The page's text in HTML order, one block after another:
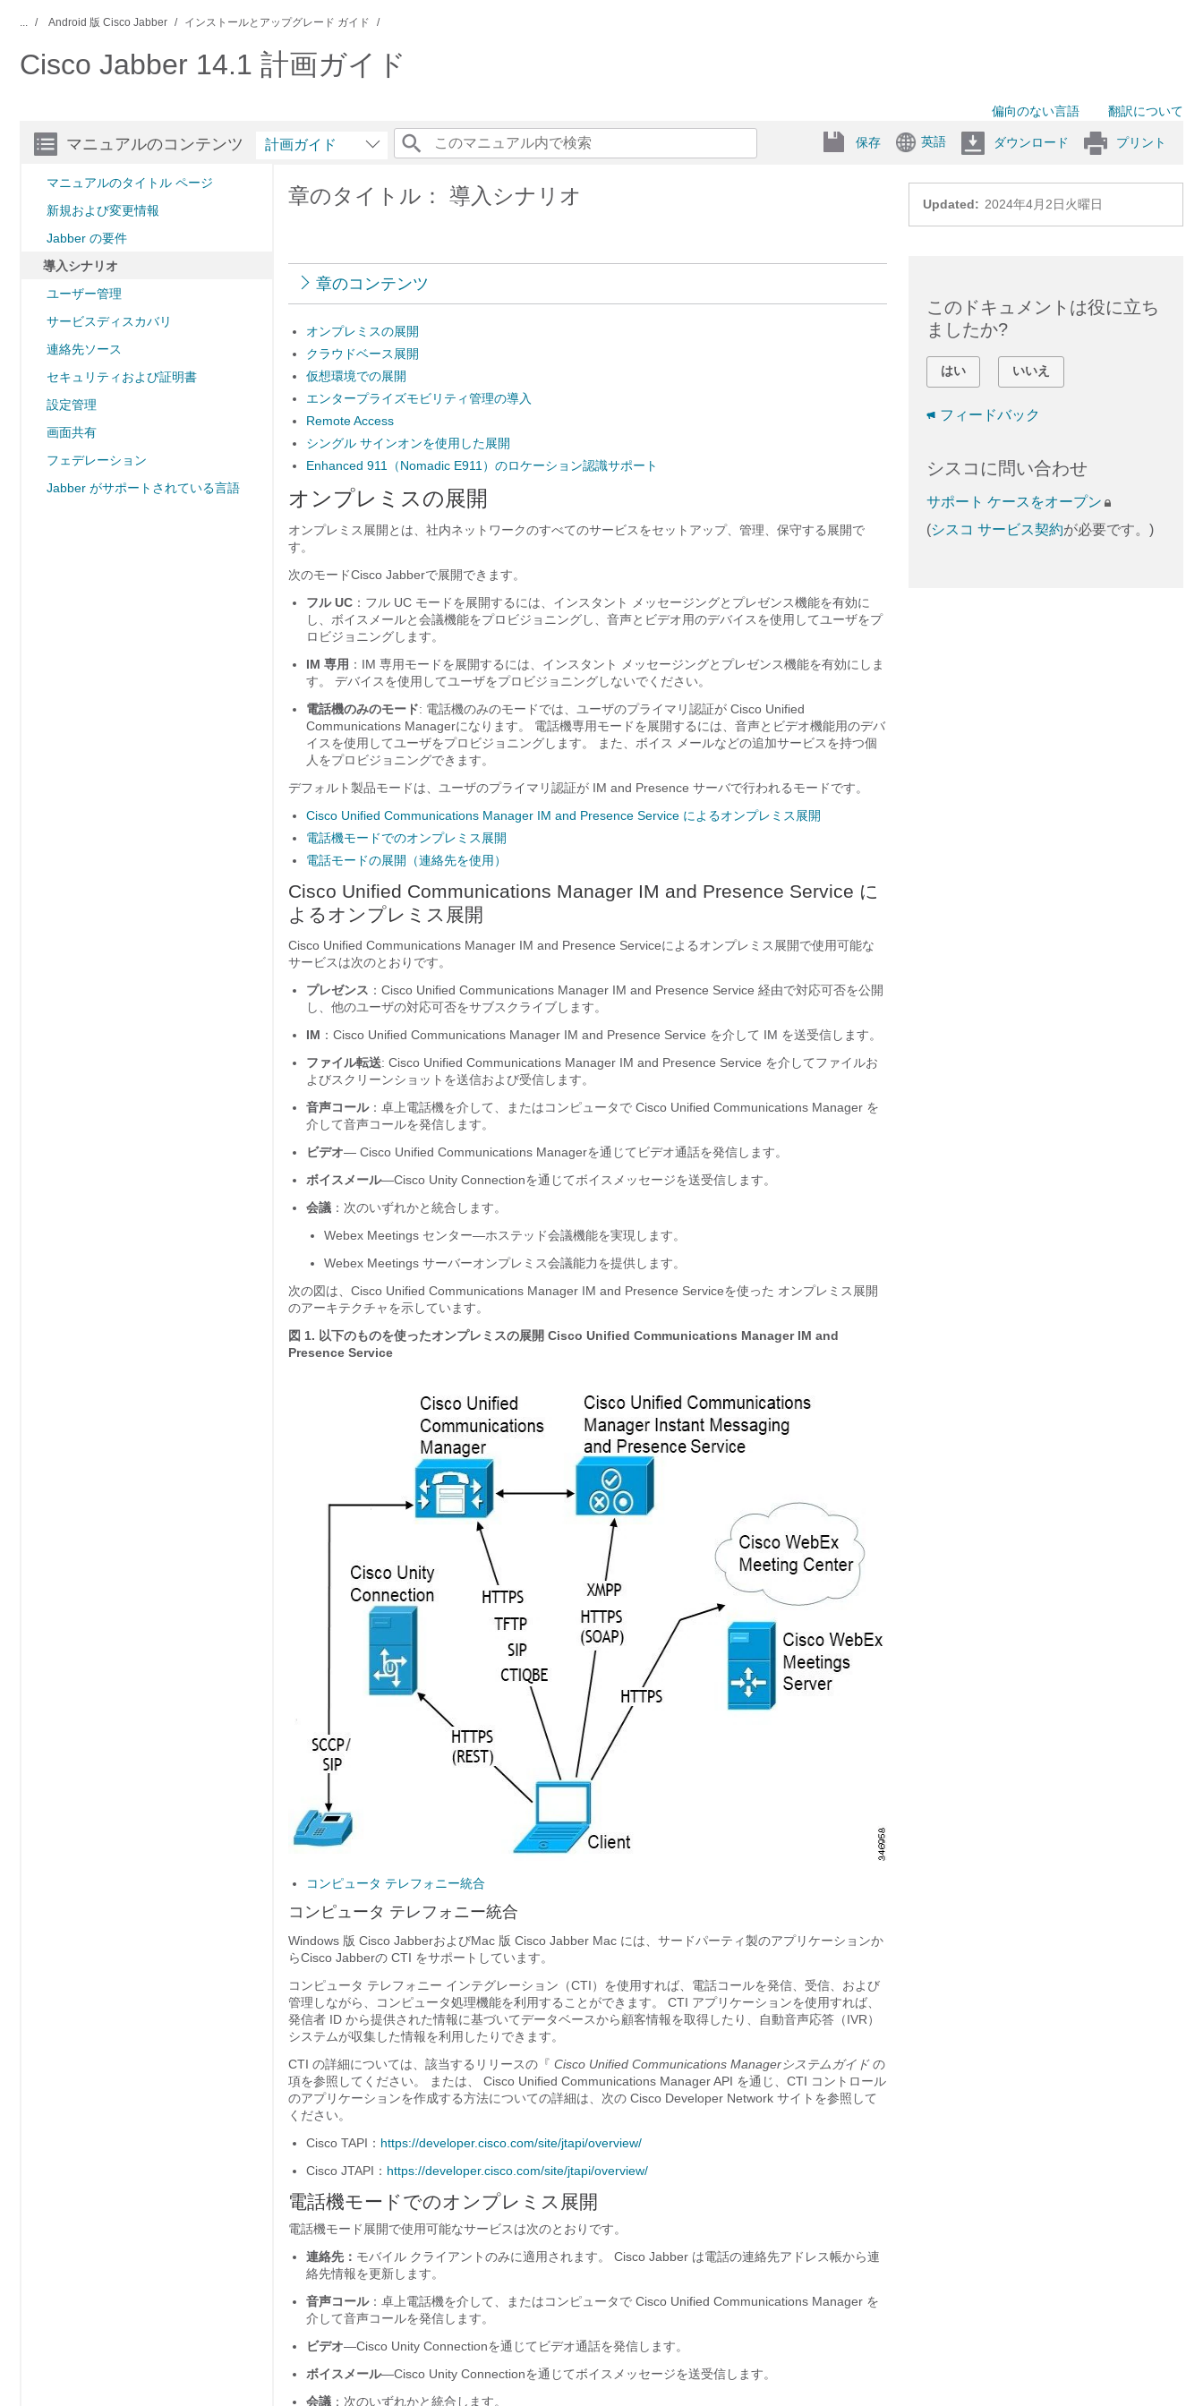
... Android 版 Cisco Jabber インストールとアップグレード ガイド
Cisco Jabber 14.1 計画ガイド
偏向のない言語 翻訳について
マニュアルのコンテンツ
マニュアルのタイトル ページ
新規および変更情報
Jabber の要件
導入シナリオ
ユーザー管理
サービスディスカバリ
連絡先ソース
セキュリティおよび証明書
設定管理
画面共有
フェデレーション
Jabber がサポートされている言語
計画ガイド 保存 英語 ダウンロード プリント
Updated: 2024年4月2日火曜日
章のタイトル： 導入シナリオ
章のコンテンツ
オンプレミスの展開
クラウドベース展開
仮想環境での展開
エンタープライズモビリティ管理の導入
Remote Access
シングル サインオンを使用した展開
Enhanced 911（Nomadic E911）のロケーション認識サポート
オンプレミスの展開
オンプレミス展開とは、社内ネットワークのすべてのサービスをセットアップ、管理、保守する展開で
す。
次のモードCisco Jabberで展開できます。
フル UC ：フル UC モードを展開するには、インスタント メッセージングとプレゼンス機能を有効に
し、ボイスメールと会議機能をプロビジョニングし、音声とビデオ用のデバイスを使用してユーザをプ
ロビジョニングします。
IM 専用 ：IM 専用モードを展開するには、インスタント メッセージングとプレゼンス機能を有効にしま
す。 デバイスを使用してユーザをプロビジョニングしないでください。
電話機のみのモード: 電話機のみのモードでは、ユーザのプライマリ認証が Cisco Unified
Communications Managerになります。 電話機専用モードを展開するには、音声とビデオ機能用のデバ
イスを使用してユーザをプロビジョニングします。 また、ボイス メールなどの追加サービスを持つ個
人をプロビジョニングできます。
デフォルト製品モードは、ユーザのプライマリ認証が IM and Presence サーバで行われるモードです。
Cisco Unified Communications Manager IM and Presence Service によるオンプレミス展開
電話機モードでのオンプレミス展開
電話モードの展開（連絡先を使用）
Cisco Unified Communications Manager IM and Presence Service に
よるオンプレミス展開
Cisco Unified Communications Manager IM and Presence Serviceによるオンプレミス展開で使用可能な
サービスは次のとおりです。
プレゼンス ： Cisco Unified Communications Manager IM and Presence Service 経由で対応可否を公開
し、他のユーザの対応可否をサブスクライブします。
IM ： Cisco Unified Communications Manager IM and Presence Service を介して IM を送受信します。
ファイル転送: Cisco Unified Communications Manager IM and Presence Service を介してファイルお
よびスクリーンショットを送信および受信します。
音声コール：卓上電話機を介して、またはコンピュータで Cisco Unified Communications Manager を
介して音声コールを発信します。
ビデオ— Cisco Unified Communications Managerを通じてビデオ通話を発信します。
ボイスメール—Cisco Unity Connectionを通じてボイスメッセージを送受信します。
会議 ：次のいずれかと統合します。
Webex Meetings センター—ホステッド会議機能を実現します。
Webex Meetings サーバーオンプレミス会議能力を提供します。
次の図は、 Cisco Unified Communications Manager IM and Presence Serviceを使った オンプレミス展開
のアーキテクチャを示しています。
図 1. 以下のものを使ったオンプレミスの展開 Cisco Unified Communications Manager IM and
Presence Service
コンピュータ テレフォニー統合
コンピュータ テレフォニー統合
Windows 版 Cisco JabberおよびMac 版 Cisco Jabber Mac には、サードパーティ製のアプリケーションか
らCisco Jabberの CTI をサポートしています。
コンピュータ テレフォニー インテグレーション（CTI）を使用すれば、電話コールを発信、受信、および
管理しながら、コンピュータ処理機能を利用することができます。 CTI アプリケーションを使用すれば、
発信者 ID から提供された情報に基づいてデータベースから顧客情報を取得したり、自動音声応答（IVR）
システムが収集した情報を利用したりできます。
CTI の詳細については、該当するリリースの『 Cisco Unified Communications Managerシステムガイドの
項を参照してください。 または、
Cisco Unified Communications ManagerAPI を通じ、CTI コントロール
のアプリケーションを作成する方法についての詳細は、次の Cisco Developer Network サイトを参照して
ください。
Cisco TAPI： https://developer.cisco.com/site/jtapi/overview/
Cisco JTAPI： https://developer.cisco.com/site/jtapi/overview/
電話機モードでのオンプレミス展開
電話機モード展開で使用可能なサービスは次のとおりです。
連絡先： モバイル クライアントのみに適用されます。 Cisco Jabber は電話の連絡先アドレス帳から連
絡先情報を更新します。
音声コール：卓上電話機を介して、またはコンピュータで Cisco Unified Communications Manager を
介して音声コールを発信します。
ビデオ—Cisco Unity Connectionを通じてビデオ通話を発信します。
ボイスメール—Cisco Unity Connectionを通じてボイスメッセージを送受信します。
会議 ：次のいずれかと統合します。
このドキュメントは役に立ち
ましたか?
はい いいえ
フィードバック
シスコに問い合わせ
サポート ケースをオープン
(シスコ サービス契約が必要です。)